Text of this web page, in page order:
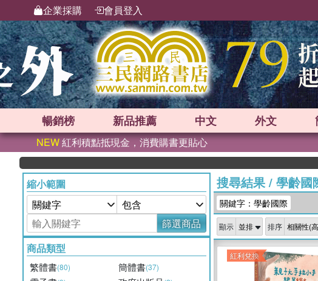
企業採購 會員登入
暢銷榜 新品推薦 中文 外文
NEW紅利積點抵現金，消費購書更貼心
縮小範圍
篩選商品
商品類型
繁體書(80) 簡體書(37)
搜尋結果/ 學齡國
關鍵字：學齡國際
顯示 排序
紅利兌換